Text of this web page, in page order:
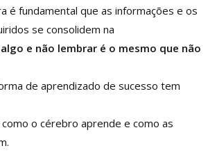
é fundamental que as informações e os
se consolidem na
e não lembrar é o mesmo que não
de aprendizado de sucesso tem
o cérebro aprende e como as